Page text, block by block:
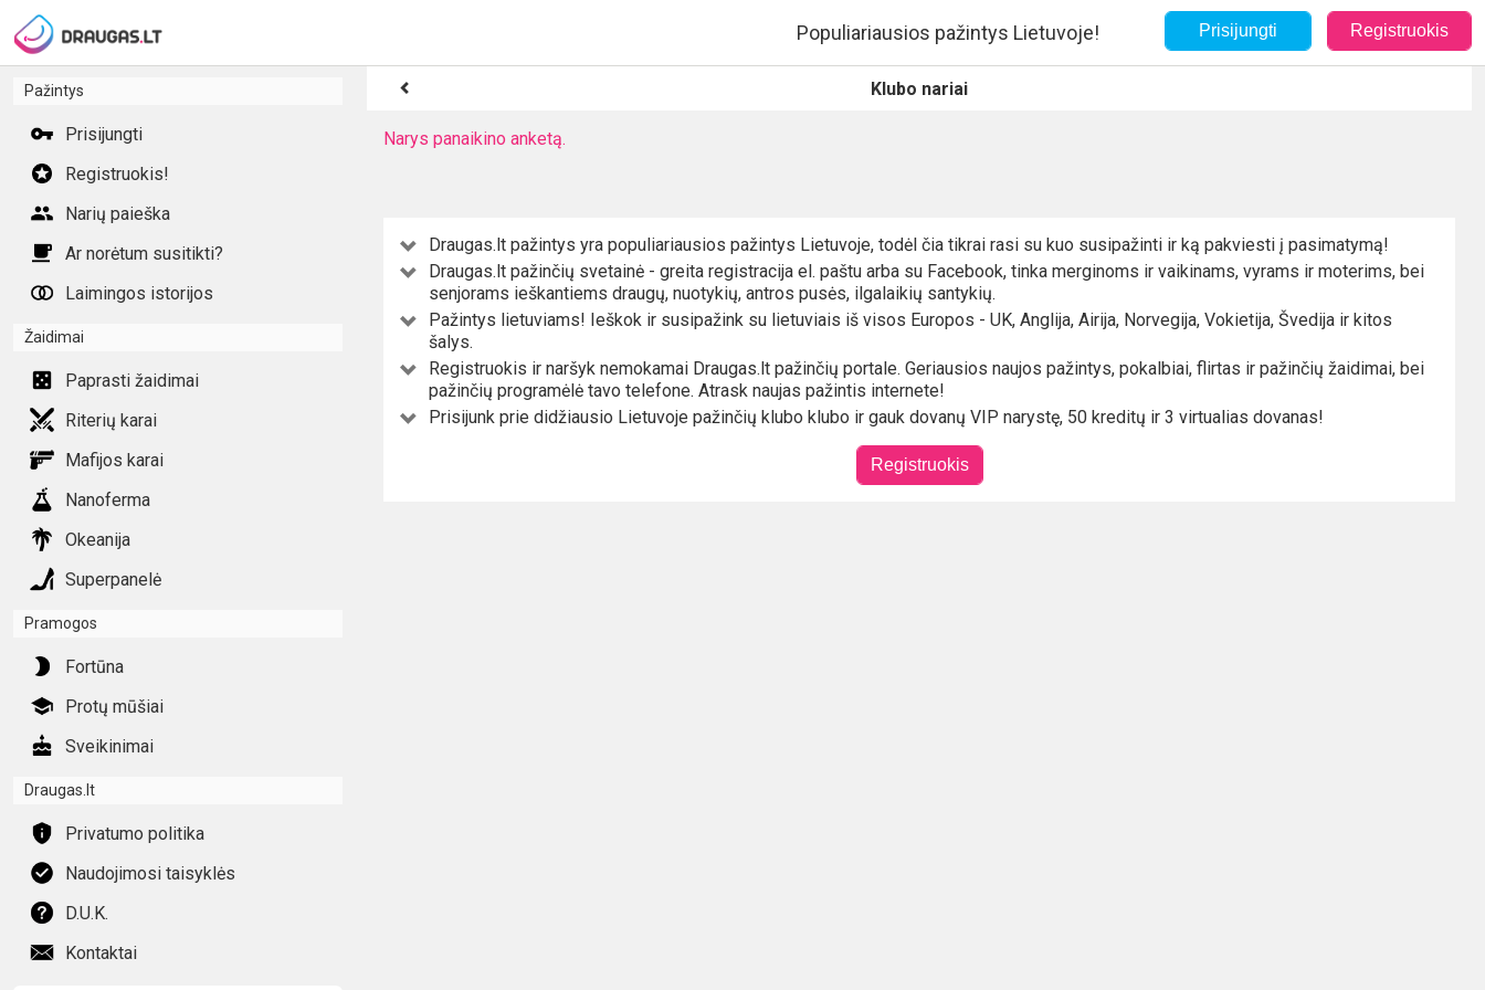
Pažintys
Prisijungti
Registruokis!
Narių paieška
Ar norėtum susitikti?
Laimingos istorijos
Žaidimai
Paprasti žaidimai
Riterių karai
Mafijos karai
Nanoferma
Okeanija
Superpanelė
Pramogos
Fortūna
Protų mūšiai
Sveikinimai
Draugas.lt
Privatumo politika
Naudojimosi taisyklės
D.U.K.
Kontaktai
Populiariausios pažintys Lietuvoje! Prisijungti Registruokis
Klubo nariai
Narys panaikino anketą.
Draugas.lt pažintys yra populiariausios pažintys Lietuvoje, todėl čia tikrai rasi su kuo susipažinti ir ką pakviesti į pasimatymą!
Draugas.lt pažinčių svetainė - greita registracija el. paštu arba su Facebook, tinka merginoms ir vaikinams, vyrams ir moterims, bei
senjorams ieškantiems draugų, nuotykių, antros pusės, ilgalaikių santykių.
Pažintys lietuviams! Ieškok ir susipažink su lietuviais iš visos Europos - UK, Anglija, Airija, Norvegija, Vokietija, Švedija ir kitos
šalys.
Registruokis ir naršyk nemokamai Draugas.lt pažinčių portale. Geriausios naujos pažintys, pokalbiai, flirtas ir pažinčių žaidimai, bei
pažinčių programėlė tavo telefone. Atrask naujas pažintis internete!
Prisijunk prie didžiausio Lietuvoje pažinčių klubo klubo ir gauk dovanų VIP narystę, 50 kreditų ir 3 virtualias dovanas!
Registruokis